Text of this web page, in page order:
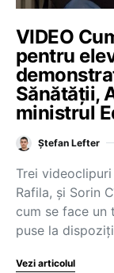
VIDEO
pentru
Sănătății,
ministrul
Ștefan Lefter
Trei
Rafila, și Sorin
cum se face un
puse la
Vezi articolul